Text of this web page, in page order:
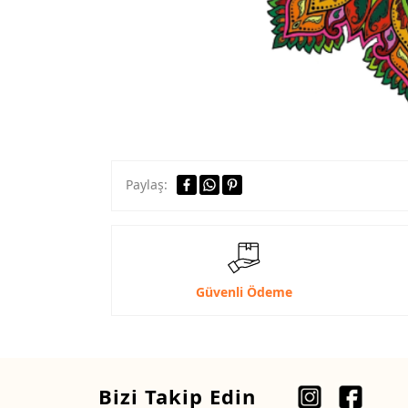
Paylaş:
Güvenli Ödeme
Bizi Takip Edin